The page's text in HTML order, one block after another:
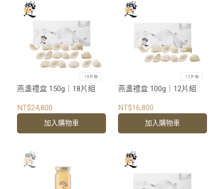
燕盞禮盒 150g｜18片組
NT$24,800
加入購物車
燕盞禮盒 100g｜12片組
NT$16,800
加入購物車